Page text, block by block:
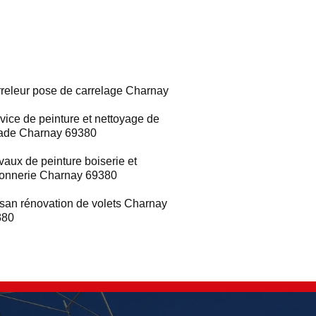
pose de carrelage Charnay
de peinture et nettoyage de
Charnay 69380
de peinture boiserie et
Charnay 69380
rénovation de volets Charnay